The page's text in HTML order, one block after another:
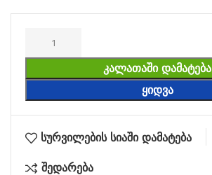
ᲙᲐᲚᲐᲗᲐᲨᲘ ᲓᲐᲛᲐᲢᲔᲑᲐ
ᲧᲘᲓᲕᲐ
სურვილების სიაში დამატება
შედარება